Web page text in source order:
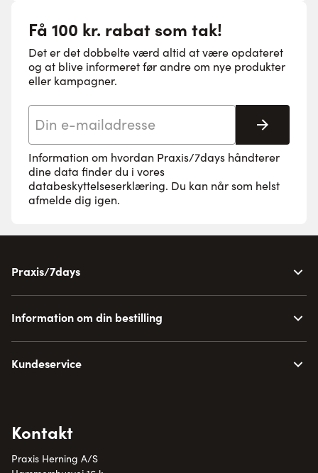
Få 100 kr. rabat som tak!
Det er det dobbelte værd altid at være opdateret
og at blive informeret før andre om nye produkter
eller kampagner.
Tilmeld
Information om hvordan Praxis/7days håndterer
dine data finder du i vores
databeskyttelseserklæring. Du kan når som helst
afmelde dig igen.
Praxis/7days
Information om din bestilling
Kundeservice
Kontakt
Praxis Herning A/S